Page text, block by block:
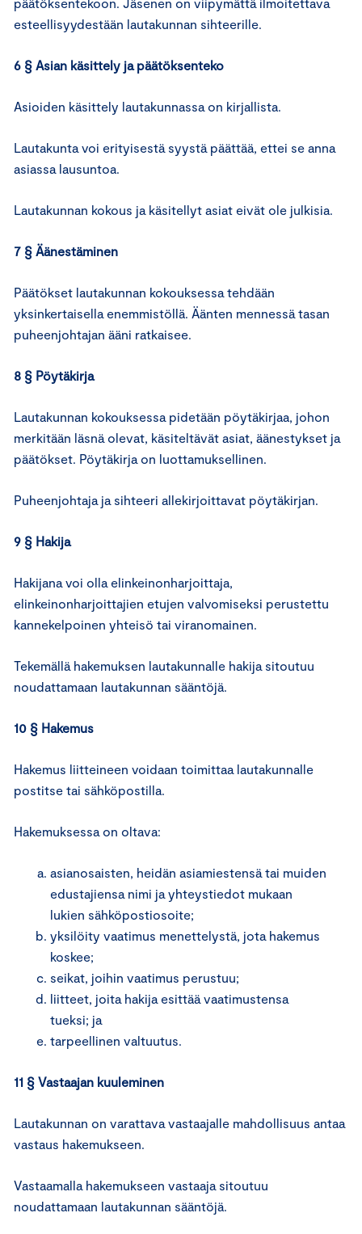
esteellisyydestään lautakunnan sihteerille.
6 § Asian käsittely ja päätöksenteko
Asioiden käsittely lautakunnassa on kirjallista.
Lautakunta voi erityisestä syystä päättää, ettei se anna
asiassa lausuntoa.
Lautakunnan kokous ja käsitellyt asiat eivät ole julkisia.
7 § Äänestäminen
Päätökset lautakunnan kokouksessa tehdään
yksinkertaisella enemmistöllä. Äänten mennessä tasan
puheenjohtajan ääni ratkaisee.
8 § Pöytäkirja
Lautakunnan kokouksessa pidetään pöytäkirjaa, johon
merkitään läsnä olevat, käsiteltävät asiat, äänestykset ja
päätökset. Pöytäkirja on luottamuksellinen.
Puheenjohtaja ja sihteeri allekirjoittavat pöytäkirjan.
9 § Hakija
Hakijana voi olla elinkeinonharjoittaja,
elinkeinonharjoittajien etujen valvomiseksi perustettu
kannekelpoinen yhteisö tai viranomainen.
Tekemällä hakemuksen lautakunnalle hakija sitoutuu
noudattamaan lautakunnan sääntöjä.
10 § Hakemus
Hakemus liitteineen voidaan toimittaa lautakunnalle
postitse tai sähköpostilla.
Hakemuksessa on oltava:
asianosaisten, heidän asiamiestensä tai muiden
edustajiensa nimi ja yhteystiedot mukaan
lukien sähköpostiosoite;
yksilöity vaatimus menettelystä, jota hakemus
koskee;
seikat, joihin vaatimus perustuu;
liitteet, joita hakija esittää vaatimustensa
tueksi; ja
tarpeellinen valtuutus.
11 § Vastaajan kuuleminen
Lautakunnan on varattava vastaajalle mahdollisuus antaa
vastaus hakemukseen.
Vastaamalla hakemukseen vastaaja sitoutuu
noudattamaan lautakunnan sääntöjä.